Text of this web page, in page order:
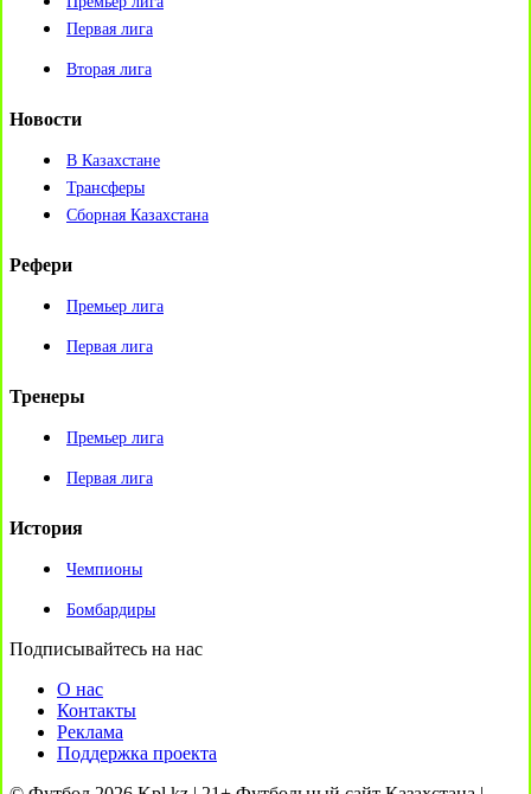
Первая лига
Вторая лига
Новости
В Казахстане
Трансферы
Сборная Казахстана
Рефери
Премьер лига
Первая лига
Тренеры
Премьер лига
Первая лига
История
Чемпионы
Бомбардиры
Подписывайтесь на нас
О нас
Контакты
Реклама
Поддержка проекта